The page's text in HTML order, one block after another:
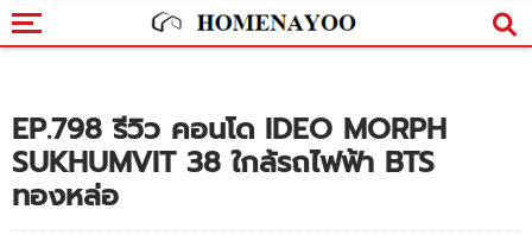
EP.798 รีวิว คอนโด IDEO MORPH
SUKHUMVIT 38 ใกล้รถไฟฟ้า BTS
ทองหล่อ